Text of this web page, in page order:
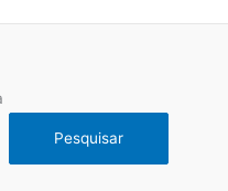
Pesquisar